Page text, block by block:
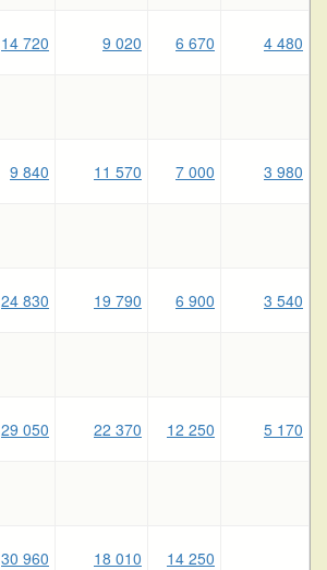
14 720 9 020 6 670 4 480
9 840 11 570 7 000 3 980
24 830 19 790 6 900 3 540
29 050 22 370 12 250 5 170
30 960 18 010 14 250